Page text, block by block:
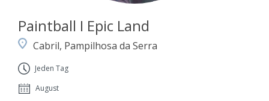
Paintball I Epic Land
Cabril, Pampilhosa da Serra
Jeden Tag
August